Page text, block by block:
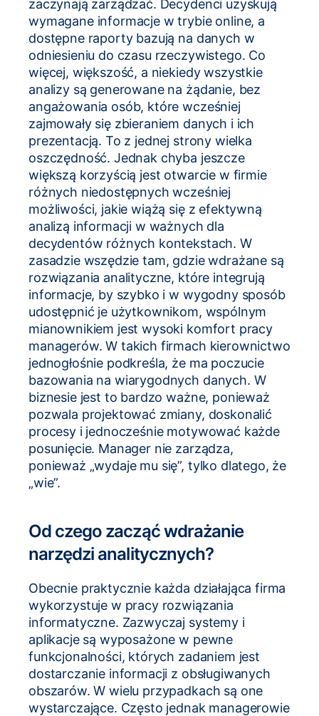
zaczynają zarządzać. Decydenci uzyskują
wymagane informacje w trybie online, a
dostępne raporty bazują na danych w
odniesieniu do czasu rzeczywistego. Co
więcej, większość, a niekiedy wszystkie
analizy są generowane na żądanie, bez
angażowania osób, które wcześniej
zajmowały się zbieraniem danych i ich
prezentacją. To z jednej strony wielka
oszczędność. Jednak chyba jeszcze
większą korzyścią jest otwarcie w firmie
różnych niedostępnych wcześniej
możliwości, jakie wiążą się z efektywną
analizą informacji w ważnych dla
decydentów różnych kontekstach. W
zasadzie wszędzie tam, gdzie wdrażane są
rozwiązania analityczne, które integrują
informacje, by szybko i w wygodny sposób
udostępnić je użytkownikom, wspólnym
mianownikiem jest wysoki komfort pracy
managerów. W takich firmach kierownictwo
jednogłośnie podkreśla, że ma poczucie
bazowania na wiarygodnych danych. W
biznesie jest to bardzo ważne, ponieważ
pozwala projektować zmiany, doskonalić
procesy i jednocześnie motywować każde
posunięcie. Manager nie zarządza,
ponieważ „wydaje mu się”, tylko dlatego, że
„wie”.
Od czego zacząć wdrażanie
narzędzi analitycznych?
Obecnie praktycznie każda działająca firma
wykorzystuje w pracy rozwiązania
informatyczne. Zazwyczaj systemy i
aplikacje są wyposażone w pewne
funkcjonalności, których zadaniem jest
dostarczanie informacji z obsługiwanych
obszarów. W wielu przypadkach są one
wystarczające. Często jednak managerowie